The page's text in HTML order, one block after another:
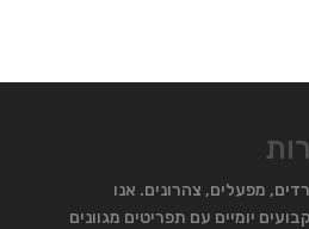
מפעלים, צהרונים. אנו
יומיים עם תפריטים מגוונים